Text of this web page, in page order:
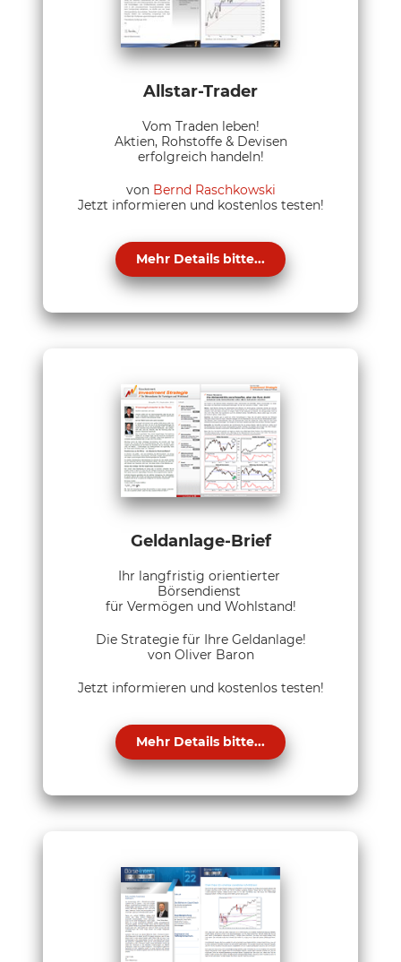
Allstar-Trader
Vom Traden leben!
Aktien, Rohstoffe & Devisen
erfolgreich handeln!
von Bernd Raschkowski
Jetzt informieren und kostenlos testen!
Mehr Details bitte...
Geldanlage-Brief
Ihr langfristig orientierter
Börsendienst
für Vermögen und Wohlstand!
Die Strategie für Ihre Geldanlage!
von Oliver Baron
Jetzt informieren und kostenlos testen!
Mehr Details bitte...